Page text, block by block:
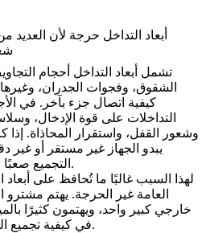
تشمل أبعاد التداخل أحجام
الشقوق، وفجوات الجدران،
كيفية اتصال جزء بآخر. في
التداخلات على قوة الإدخال،
وشعور القفل، واستقرار المحاذاة.
يبدو الجهاز غير مستقر أو غير
التجميع صعبًا وقد تصبح الحركة غير متسقة.
لهذا السبب غالبًا ما تُحافظ على
العامة غير الحرجة. يهتم مشترو
خارجي كبير واحد، ويهتمون كثيرًا
في كيفية تجميع الجهاز وتشغيله أثناء الاستخدام.